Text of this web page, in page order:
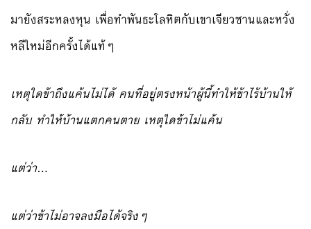
มายังสระหลงหุน เพื่อทำพันธะโลหิตกับเขาเจียวซานและหวั่ง
หลีใหม่อีกครั้งได้แท้ๆ
เหตุใดข้าถึงแค้นไม่ได้ คนที่อยู่ตรงหน้าผู้นี้ทำให้ข้าไร้บ้านให้
กลับ ทำให้บ้านแตกคนตาย เหตุใดข้าไม่แค้น
แต่ว่า…
แต่ว่าข้าไม่อาจลงมือได้จริงๆ